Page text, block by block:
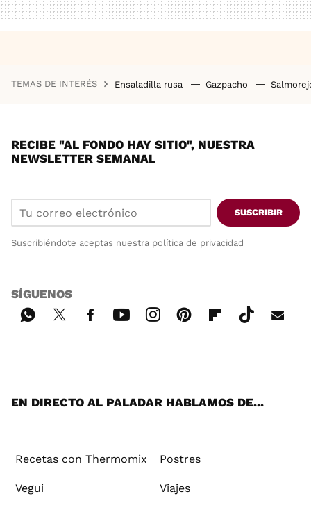
TEMAS DE INTERÉS Ensaladilla rusa Gazpacho
RECIBE "AL FONDO HAY SITIO", NUESTRA
NEWSLETTER SEMANAL
SUSCRIBIR
Suscribiéndote aceptas nuestra política de privacidad
SÍGUENOS
EN DIRECTO AL PALADAR HABLAMOS DE...
Recetas con Thermomix Postres
Vegui Viajes